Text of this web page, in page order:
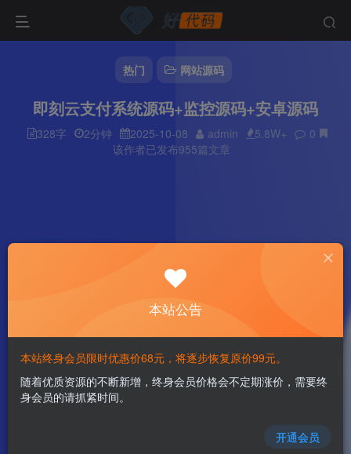
热门 网站源码
即刻云支付系统源码+监控源码+安卓源码
328字 2分钟 2025-10-08 admin 5.8W+
0
该作者已发布955篇文章
本站公告
本站终身会员限时优惠价68元，将逐步恢复原价99元。
随着优质资源的不断新增，终身会员价格会不定期涨价，需要终
身会员的请抓紧时间。
开通会员